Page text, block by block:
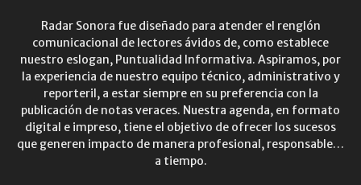
Radar Sonora fue diseñado para atender el renglón
comunicacional de lectores ávidos de, como establece
nuestro eslogan, Puntualidad Informativa. Aspiramos, por
la experiencia de nuestro equipo técnico, administrativo y
reporteril, a estar siempre en su preferencia con la
publicación de notas veraces. Nuestra agenda, en formato
digital e impreso, tiene el objetivo de ofrecer los sucesos
que generen impacto de manera profesional, responsable…
a tiempo.